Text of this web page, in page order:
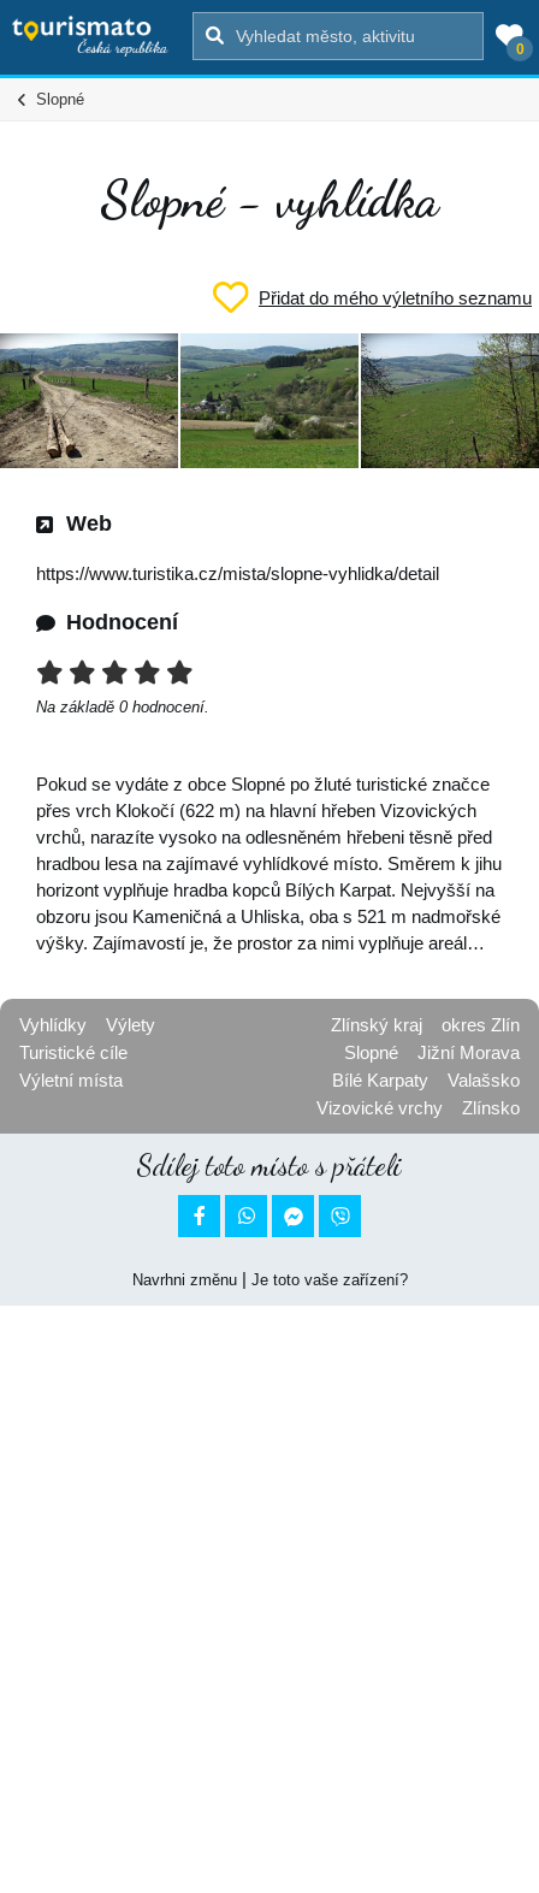
0
Slopné
Slopné - vyhlídka
Přidat do mého výletního seznamu
Web
https://www.turistika.cz/mista/slopne-vyhlidka/detail
Hodnocení
Na základě 0 hodnocení.
Pokud se vydáte z obce Slopné po žluté turistické značce
přes vrch Klokočí (622 m) na hlavní hřeben Vizovických
vrchů, narazíte vysoko na odlesněném hřebeni těsně před
hradbou lesa na zajímavé vyhlídkové místo. Směrem k jihu
horizont vyplňuje hradba kopců Bílých Karpat. Nejvyšší na
obzoru jsou Kameničná a Uhliska, oba s 521 m nadmořské
výšky. Zajímavostí je, že prostor za nimi vyplňuje areál…
Vyhlídky
Výlety
Turistické cíle
Výletní místa
Zlínský kraj
okres Zlín
Slopné
Jižní Morava
Bílé Karpaty
Valašsko
Vizovické vrchy
Zlínsko
Sdílej toto místo s přáteli
 
Navrhni změnu| Je toto vaše zařízení?